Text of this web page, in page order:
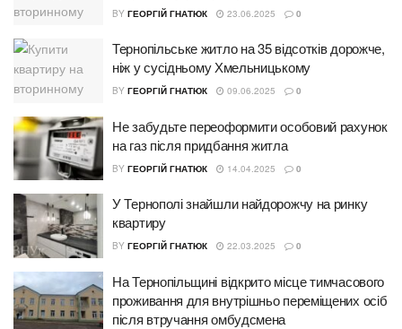
BY ГЕОРГІЙ ГНАТЮК 23.06.2025 0
Тернопільське житло на 35 відсотків дорожче,
ніж у сусідньому Хмельницькому
BY ГЕОРГІЙ ГНАТЮК 09.06.2025 0
Не забудьте переоформити особовий рахунок
на газ після придбання житла
BY ГЕОРГІЙ ГНАТЮК 14.04.2025 0
У Тернополі знайшли найдорожчу на ринку
квартиру
BY ГЕОРГІЙ ГНАТЮК 22.03.2025 0
На Тернопільщині відкрито місце тимчасового
проживання для внутрішньо переміщених осіб
після втручання омбудсмена